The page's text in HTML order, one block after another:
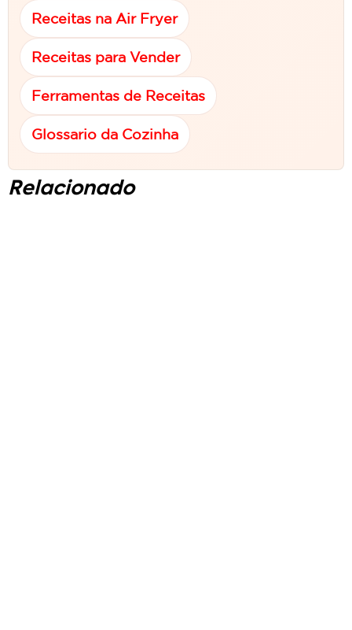
Receitas na Air Fryer
Receitas para Vender
Ferramentas de Receitas
Glossario da Cozinha
Relacionado